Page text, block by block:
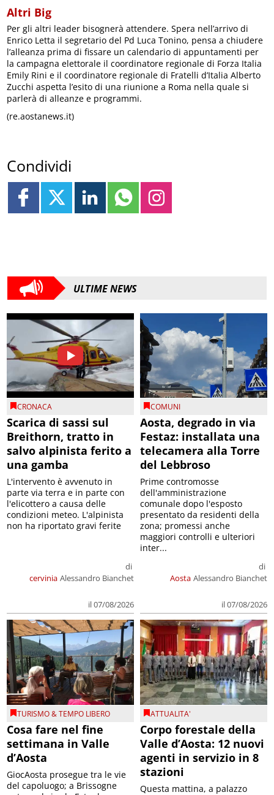
Altri Big
Per gli altri leader bisognerà attendere. Spera nell’arrivo di
Enrico Letta il segretario del Pd Luca Tonino, pensa a chiudere
l’alleanza prima di fissare un calendario di appuntamenti per
la campagna elettorale il coordinatore regionale di Forza Italia
Emily Rini e il coordinatore regionale di Fratelli d’Italia Alberto
Zucchi aspetta l’esito di una riunione a Roma nella quale si
parlerà di alleanze e programmi.
(re.aostanews.it)
Condividi
ULTIME NEWS
CRONACA
Scarica di sassi sul
Breithorn, tratto in
salvo alpinista ferito a
una gamba
cervinia
di
Alessandro Bianchet
il 07/08/2026
L'intervento è avvenuto in
parte via terra e in parte con
l'elicottero a causa delle
condizioni meteo. L'alpinista
non ha riportato gravi ferite
COMUNI
Aosta, degrado in via
Festaz: installata una
telecamera alla Torre
del Lebbroso
Aosta
di
Alessandro Bianchet
il 07/08/2026
Prime contromosse
dell'amministrazione
comunale dopo l'esposto
presentato da residenti della
zona; promessi anche
maggiori controlli e ulteriori
inter...
TURISMO & TEMPO LIBERO
Cosa fare nel fine
settimana in Valle
d’Aosta
GiocAosta prosegue tra le vie
del capoluogo; a Brissogne
ATTUALITA'
Corpo forestale della
Valle d’Aosta: 12 nuovi
agenti in servizio in 8
stazioni
Questa mattina, a palazzo